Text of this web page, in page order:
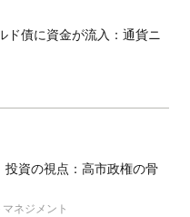
ド債に資金が流入：通貨ニ
投資の視点：高市政権の骨
ネジメント